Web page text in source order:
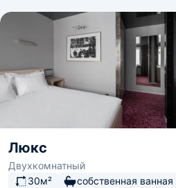
Люкс
Двухкомнатный
30м²
собственная